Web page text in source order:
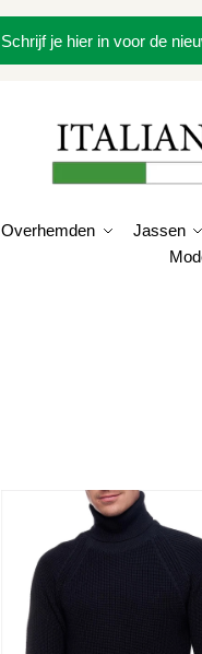
Schrijf je hier in voor de
Overhemden Jassen